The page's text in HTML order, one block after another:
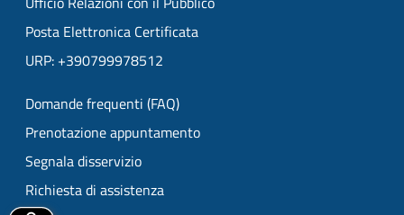
Posta Elettronica Certificata
URP: +390799978512
Domande frequenti (FAQ)
Prenotazione appuntamento
Segnala disservizio
Richiesta di assistenza